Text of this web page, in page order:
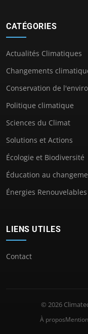
CATÉGORIES
Actualités Climatiques
Changements
Conservation de
Politique climatique
Sciences du Climat
Solutions et Actions
Écologie et Biodiversité
Éducation au
Énergies Renouvelables
LIENS UTILES
Contact
© 2026
À propos